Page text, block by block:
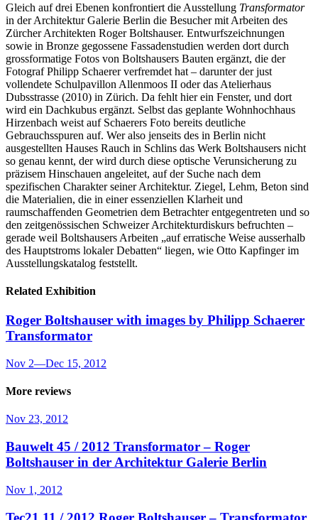
Gleich auf drei Ebenen konfrontiert die Ausstellung Transformator
in der Architektur Galerie Berlin die Besucher mit Arbeiten des
Zürcher Architekten Roger Boltshauser. Entwurfszeichnungen
sowie in Bronze gegossene Fassadenstudien werden dort durch
grossformatige Fotos von Boltshausers Bauten ergänzt, die der
Fotograf Philipp Schaerer verfremdet hat – darunter der just
vollendete Schulpavillon Allenmoos II oder das Atelierhaus
Dubsstrasse (2010) in Zürich. Da fehlt hier ein Fenster, und dort
wird ein Dachkubus ergänzt. Selbst das geplante Wohnhochhaus
Hirzenbach weist auf Schaerers Foto bereits deutliche
Gebrauchsspuren auf. Wer also jenseits des in Berlin nicht
ausgestellten Hauses Rauch in Schlins das Werk Boltshausers nicht
so genau kennt, der wird durch diese optische Verunsicherung zu
präzisem Hinschauen angeleitet, auf der Suche nach dem
spezifischen Charakter seiner Architektur. Ziegel, Lehm, Beton sind
die Materialien, die in einer essenziellen Klarheit und
raumschaffenden Geometrien dem Betrachter entgegentreten und so
den zeitgenössischen Schweizer Architekturdiskurs befruchten –
gerade weil Boltshausers Arbeiten „auf erratische Weise ausserhalb
des Hauptstroms lokaler Debatten“ liegen, wie Otto Kapfinger im
Ausstellungskatalog feststellt.
Related Exhibition
Roger Boltshauser with images by Philipp Schaerer
Transformator
Nov 2—Dec 15, 2012
More reviews
Nov 23, 2012
Bauwelt 45 / 2012 Transformator – Roger
Boltshauser in der Architektur Galerie Berlin
Nov 1, 2012